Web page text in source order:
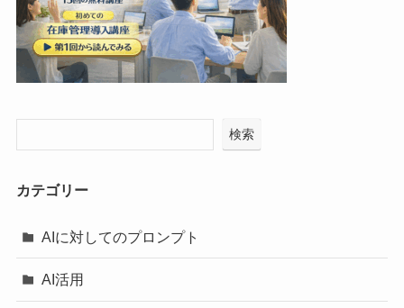
検索
カテゴリー
AIに対してのプロンプト
AI活用